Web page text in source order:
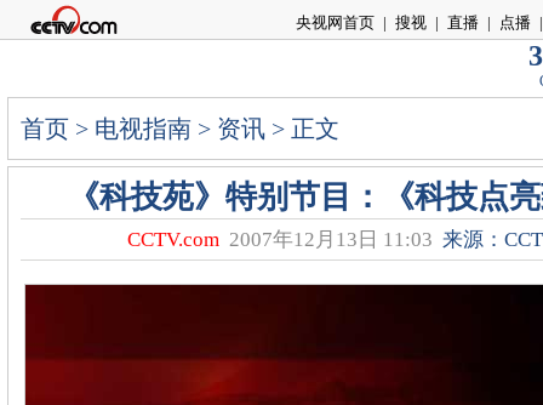
央视网首页 | 搜视 | 直播 | 点播 |
首页 > 电视指南 > 资讯 > 正文
《科技苑》特别节目：《科技点
CCTV.com 2007年12月13日 11:03 来源：